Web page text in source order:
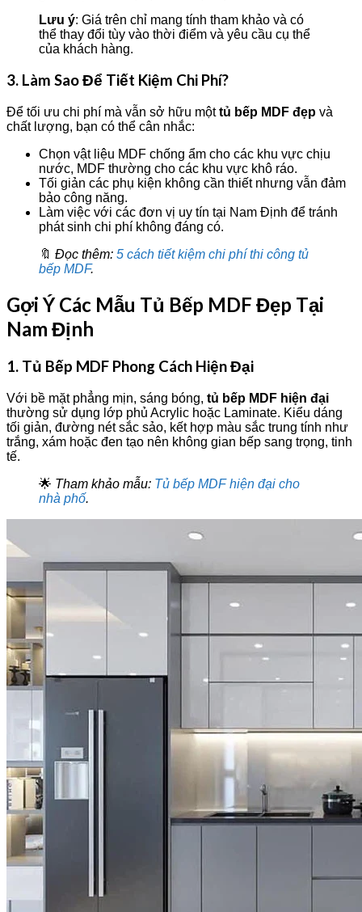
Lưu ý: Giá trên chỉ mang tính tham khảo và có
thể thay đổi tùy vào thời điểm và yêu cầu cụ thể
của khách hàng.
3. Làm Sao Để Tiết Kiệm Chi Phí?
Để tối ưu chi phí mà vẫn sở hữu mộttủ bếp MDF đẹp và
chất lượng, bạn có thể cân nhắc:
Chọn vật liệu MDF chống ẩm cho các khu vực chịu
nước, MDF thường cho các khu vực khô ráo.
Tối giản các phụ kiện không cần thiết nhưng vẫn đảm
bảo công năng.
Làm việc với các đơn vị uy tín tại Nam Định để tránh
phát sinh chi phí không đáng có.
🔖 Đọc thêm: 5 cách tiết kiệm chi phí thi công tủ
bếp MDF.
Gợi Ý Các Mẫu Tủ Bếp MDF Đẹp Tại
Nam Định
1. Tủ Bếp MDF Phong Cách Hiện Đại
Với bề mặt phẳng mịn, sáng bóng, tủ bếp MDF hiện đại
thường sử dụng lớp phủ Acrylic hoặc Laminate. Kiểu dáng
tối giản, đường nét sắc sảo, kết hợp màu sắc trung tính như
trắng, xám hoặc đen tạo nên không gian bếp sang trọng, tinh
tế.
🌟 Tham khảo mẫu: Tủ bếp MDF hiện đại cho
nhà phố.